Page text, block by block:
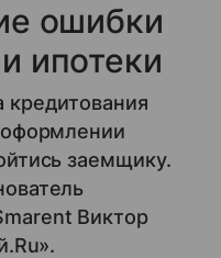
ошибки
ипотеки
кредитования
заемщику.
Виктор